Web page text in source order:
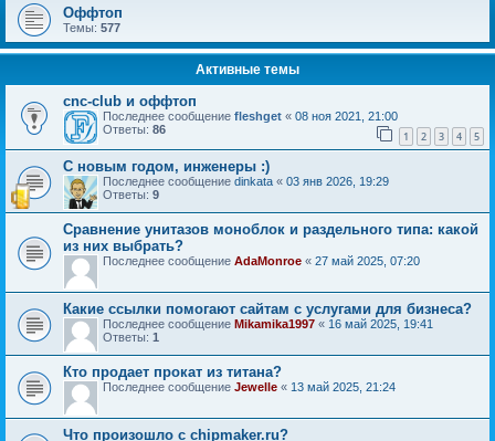
Оффтоп
Темы: 577
Активные темы
cnc-club и оффтоп
Последнее сообщение fleshget « 08 ноя 2021, 21:00
Ответы: 86 1 2 3 4 5
С новым годом, инженеры :)
Последнее сообщение dinkata « 03 янв 2026, 19:29
Ответы: 9
Сравнение унитазов моноблок и раздельного типа: какой
из них выбрать?
Последнее сообщение AdaMonroe « 27 май 2025, 07:20
Какие ссылки помогают сайтам с услугами для бизнеса?
Последнее сообщение Mikamika1997 « 16 май 2025, 19:41
Ответы: 1
Кто продает прокат из титана?
Последнее сообщение Jewelle « 13 май 2025, 21:24
Что произошло с chipmaker.ru?